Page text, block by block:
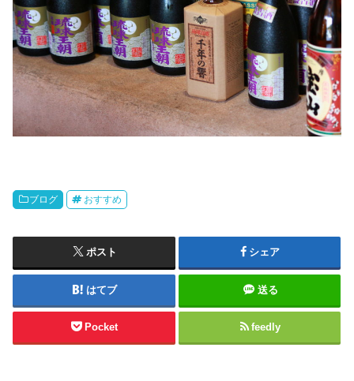
ブログ おすすめ
ポスト シェア
はてブ 送る
Pocket feedly